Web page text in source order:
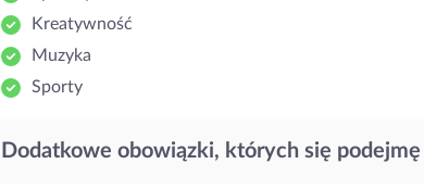
Kreatywność
Muzyka
Sporty
Dodatkowe obowiązki, których się podejmę